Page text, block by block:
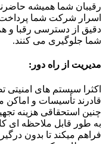
رقیبان شما همیشه
اسرار شرکت شما پرداخت
دقیق از دسترسی رقبا و
شما جلوگیری می کنند.
مدیریت از راه دور:
اکثرا سیستم های امنیتی
قادرند تأسیسات و اماکن
چنین استحقاقی هزینه
به طور قابل ملاحظه ای
فراهم میکند تا بدون